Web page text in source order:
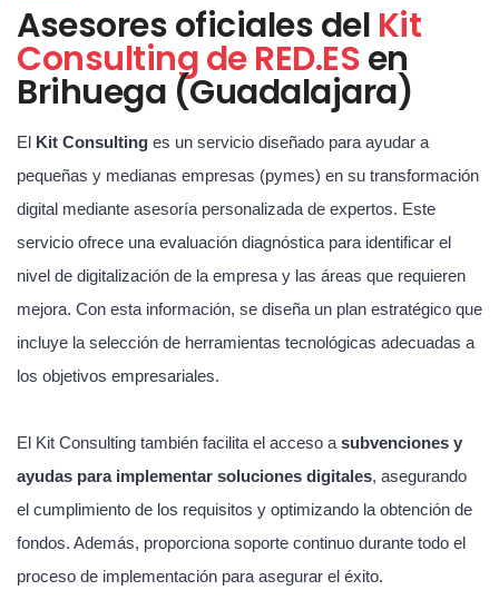
Asesores oficiales del Kit
Consulting de RED.ESen
Brihuega (Guadalajara)
El Kit Consulting es un servicio diseñado para ayudar a
pequeñas y medianas empresas (pymes) en su transformación
digital mediante asesoría personalizada de expertos. Este
servicio ofrece una evaluación diagnóstica para identificar el
nivel de digitalización de la empresa y las áreas que requieren
mejora. Con esta información, se diseña un plan estratégico que
incluye la selección de herramientas tecnológicas adecuadas a
los objetivos empresariales.
El Kit Consulting también facilita el acceso a subvenciones y
ayudas para implementar soluciones digitales, asegurando
el cumplimiento de los requisitos y optimizando la obtención de
fondos. Además, proporciona soporte continuo durante todo el
proceso de implementación para asegurar el éxito.